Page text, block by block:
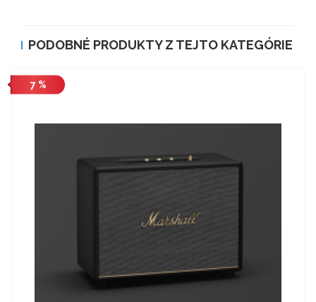
PODOBNÉ PRODUKTY Z TEJTO KATEGÓRIE
7 %